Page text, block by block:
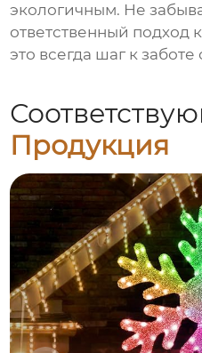
экологичным. Не
ответственный подход
это всегда шаг к
Продукция